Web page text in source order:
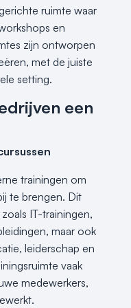
ruimte waar
en
zijn ontworpen
met de juiste
setting.
een
trainingen om
te brengen. Dit
IT-trainingen,
maar ook
leiderschap en
vaak
medewerkers,